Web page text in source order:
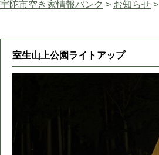
宇陀市空き家情報バンク > お知らせ >
室生山上公園ライトアップ